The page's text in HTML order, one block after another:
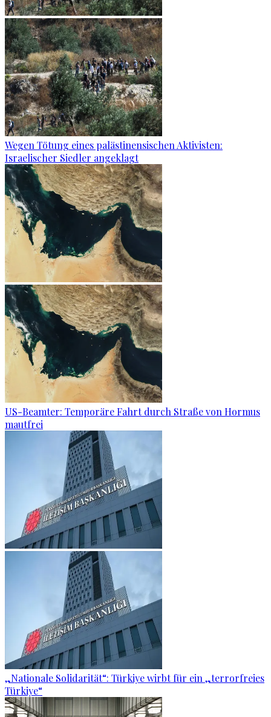
Wegen Tötung eines palästinensischen Aktivisten:
Israelischer Siedler angeklagt
US-Beamter: Temporäre Fahrt durch Straße von Hormus
mautfrei
„Nationale Solidarität“: Türkiye wirbt für ein „terrorfreies
Türkiye“